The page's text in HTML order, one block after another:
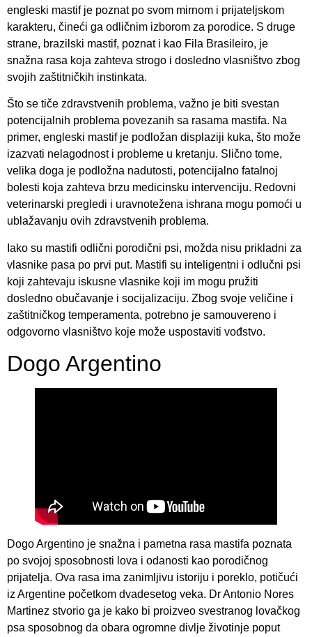
engleski mastif je poznat po svom mirnom i prijateljskom
karakteru, čineći ga odličnim izborom za porodice. S druge
strane, brazilski mastif, poznat i kao Fila Brasileiro, je
snažna rasa koja zahteva strogo i dosledno vlasništvo zbog
svojih zaštitničkih instinkata.
Što se tiče zdravstvenih problema, važno je biti svestan
potencijalnih problema povezanih sa rasama mastifa. Na
primer, engleski mastif je podložan displaziji kuka, što može
izazvati nelagodnost i probleme u kretanju. Slično tome,
velika doga je podložna nadutosti, potencijalno fatalnoj
bolesti koja zahteva brzu medicinsku intervenciju. Redovni
veterinarski pregledi i uravnotežena ishrana mogu pomoći u
ublažavanju ovih zdravstvenih problema.
Iako su mastifi odlični porodični psi, možda nisu prikladni za
vlasnike pasa po prvi put. Mastifi su inteligentni i odlučni psi
koji zahtevaju iskusne vlasnike koji im mogu pružiti
dosledno obučavanje i socijalizaciju. Zbog svoje veličine i
zaštitničkog temperamenta, potrebno je samouvereno i
odgovorno vlasništvo koje može uspostaviti vođstvo.
Dogo Argentino
Dogo Argentino je snažna i pametna rasa mastifa poznata
po svojoj sposobnosti lova i odanosti kao porodičnog
prijatelja. Ova rasa ima zanimljivu istoriju i poreklo, potičući
iz Argentine početkom dvadesetog veka. Dr Antonio Nores
Martinez stvorio ga je kako bi proizveo svestranog lovačkog
psa sposobnog da obara ogromne divlje životinje poput